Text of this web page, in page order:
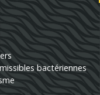
bactériennes